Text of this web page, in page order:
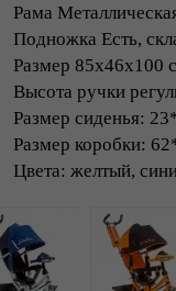
Рама
Подножка Есть,
Размер 85х46х100
Высота ручки
Размер сиденья:
Размер коробки:
Цвета: желтый,